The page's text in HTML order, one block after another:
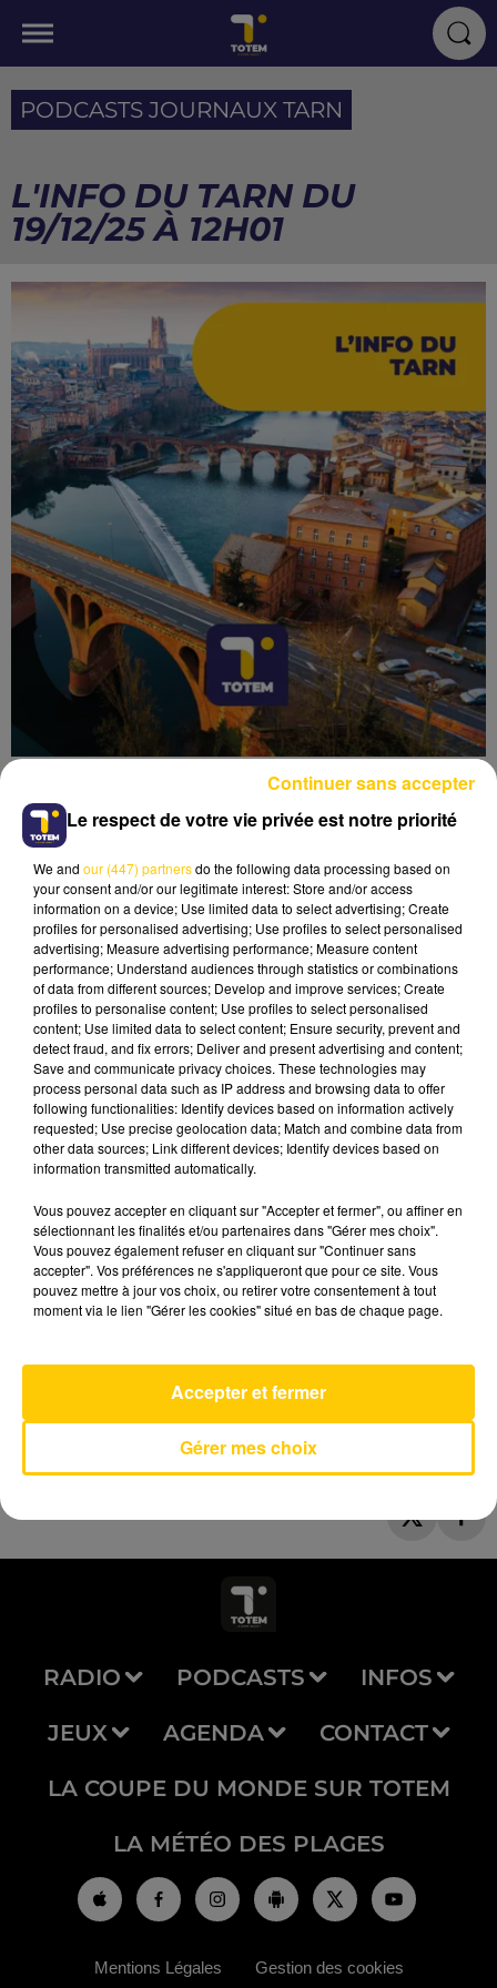
PODCASTS JOURNAUX TARN
L'INFO DU TARN DU
19/12/25 À 12H01
Lecture (7 min 56 sec)
19 décembre 2025 - 7 min 56 sec
L'INFO DU TARN DU 19/12/25 À 12H01
L'info du Tarn
AVEYRON NORD
RADIO PODCASTS INFOS
JEUX AGENDA CONTACT
LA COUPE DU MONDE SUR TOTEM
LA MÉTÉO DES PLAGES
Mentions Légales Gestion des cookies
Le respect de votre vie privée est notre priorité
We and our (447) partnersdo the following data processing based on
your consent and/or our legitimate interest: Store and/or access
information on a device; Use limited data to select advertising; Create
profiles for personalised advertising; Use profiles to select personalised
advertising; Measure advertising performance; Measure content
performance; Understand audiences through statistics or combinations
of data from different sources; Develop and improve services; Create
profiles to personalise content; Use profiles to select personalised
content; Use limited data to select content; Ensure security, prevent and
detect fraud, and fix errors; Deliver and present advertising and content;
Save and communicate privacy choices. These technologies may
process personal data such as IP address and browsing data to offer
following functionalities: Identify devices based on information actively
requested; Use precise geolocation data; Match and combine data from
other data sources; Link different devices; Identify devices based on
information transmitted automatically.
Vous pouvez accepter en cliquant sur "Accepter et fermer", ou affiner en
sélectionnant les finalités et/ou partenaires dans "Gérer mes choix".
Vous pouvez également refuser en cliquant sur "Continuer sans
accepter". Vos préférences ne s'appliqueront que pour ce site. Vous
pouvez mettre à jour vos choix, ou retirer votre consentement à tout
moment via le lien "Gérer les cookies" situé en bas de chaque page.
Gérer mes choix
Accepter et fermer
Continuer sans accepter